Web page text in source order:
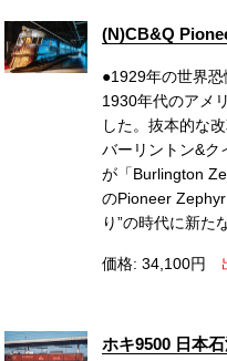
(N)CB&Q
●1929年の世界恐
1930年代のアメ
した。抜本的な
バーリントン&ク
が「Burlington
のPioneer
り”の時代に新た
価格: 34,100円
ホキ9500 日本